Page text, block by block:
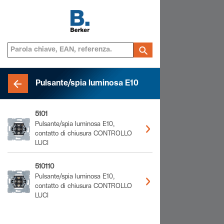
Pulsante/spia luminosa E10
5101
Pulsante/spia luminosa E10,
contatto di chiusura CONTROLLO
LUCI
510110
Pulsante/spia luminosa E10,
contatto di chiusura CONTROLLO
LUCI